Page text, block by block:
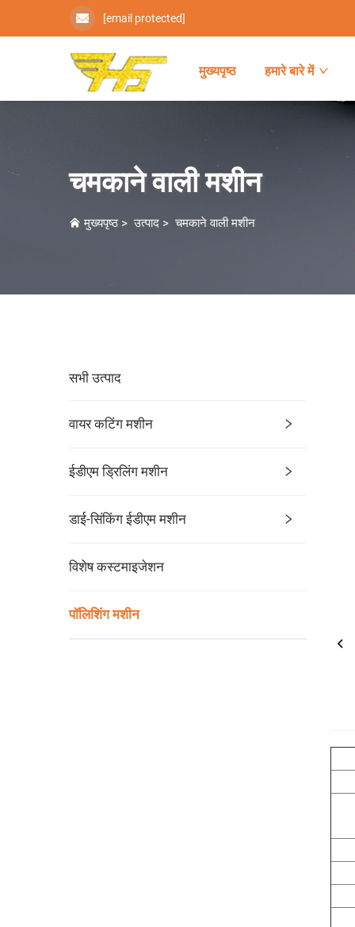
[email protected]
मुख्यपृष्ठ हमारे बारे में
चमकाने वाली मशीन
मुख्यपृष्ठ >उत्पाद > चमकाने वाली मशीन
सभी उत्पाद
वायर कटिंग मशीन
ईडीएम ड्रिलिंग मशीन
डाई-सिंकिंग ईडीएम मशीन
विशेष कस्टमाइजेशन
पॉलिशिंग मशीन